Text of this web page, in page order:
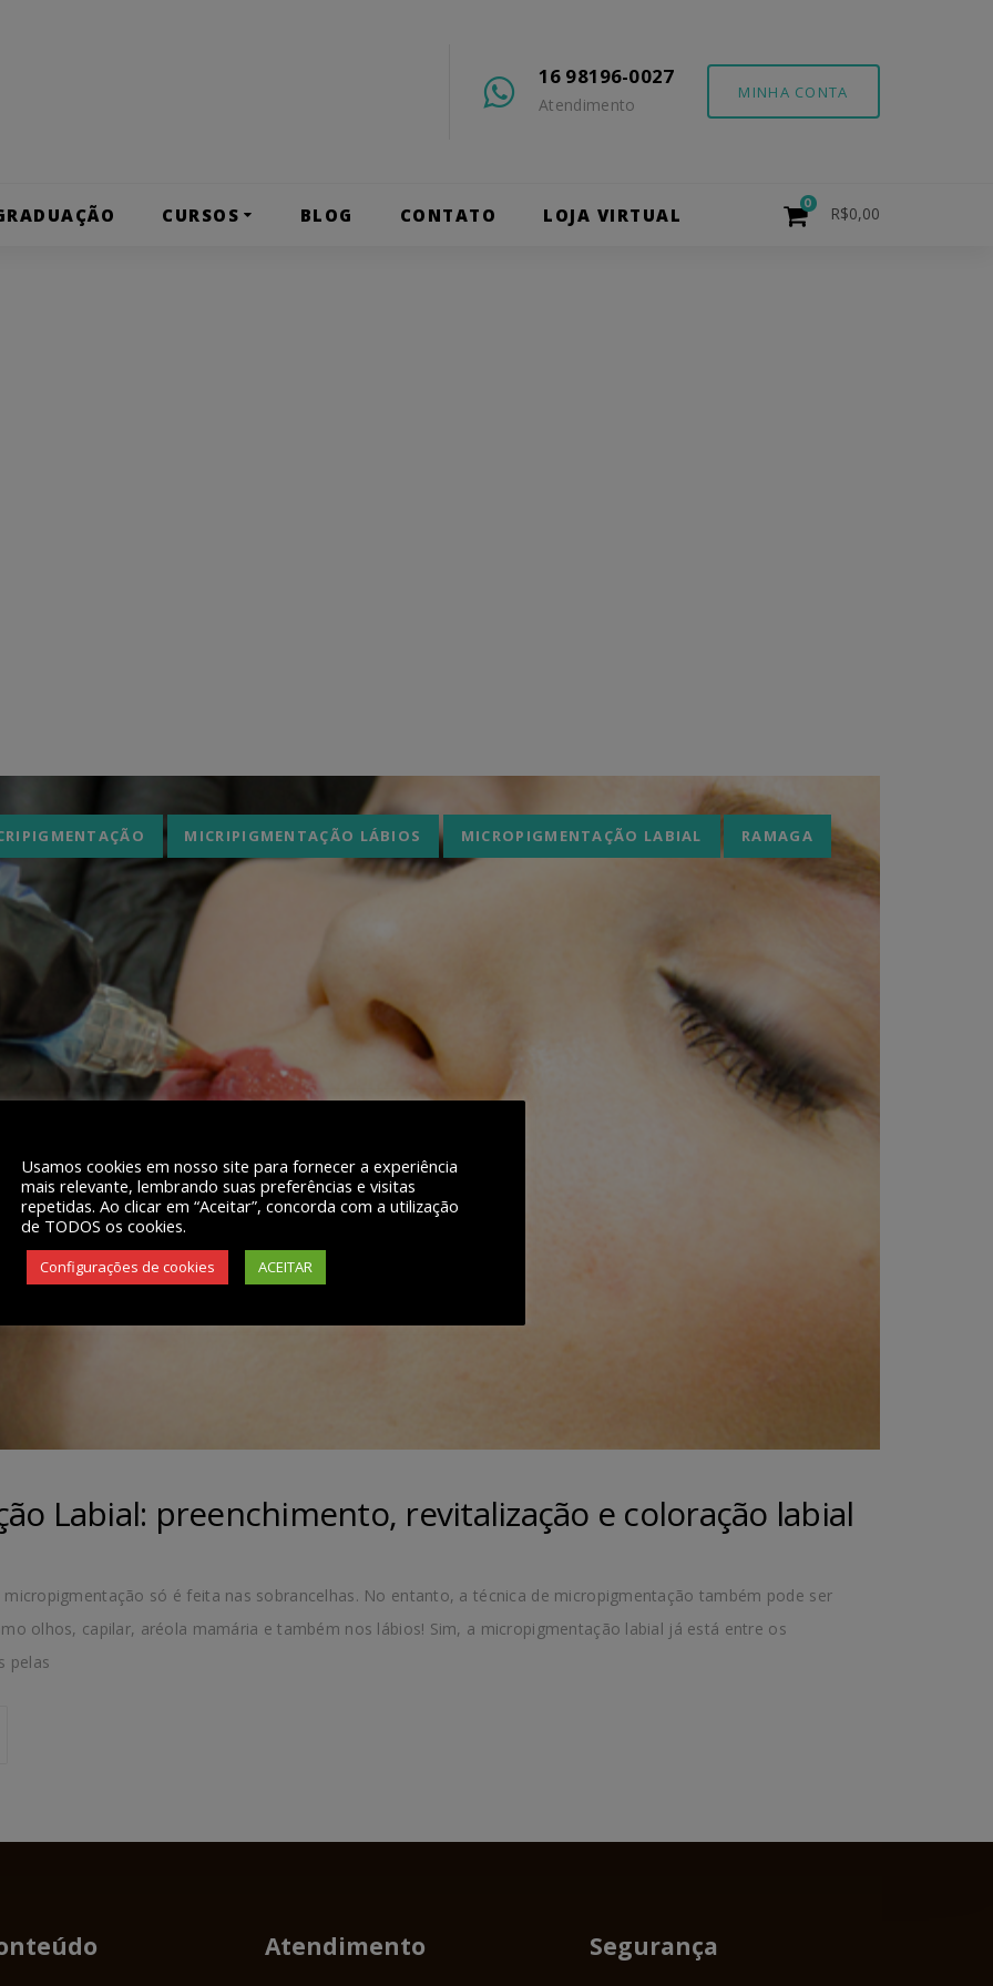
16 98196-0027
Atendimento
MINHA CONTA
CURSOS BLOG CONTATO LOJA VIRTUAL
0 R$0,00
MICRIPIGMENTAÇÃO LÁBIOS MICROPIGMENTAÇÃO LABIAL RAMAGA
Labial: preenchimento, revitalização e coloração labial
só é feita nas sobrancelhas. No entanto, a técnica de micropigmentação também pode ser
olhos, capilar, aréola mamária e também nos lábios! Sim, a micropigmentação labial já está entre os
pelas
Atendimento Segurança
Usamos cookies em nosso site para fornecer a experiência
mais relevante, lembrando suas preferências e visitas
repetidas. Ao clicar em “Aceitar”, concorda com a utilização
de TODOS os cookies.
Configurações de cookies ACEITAR